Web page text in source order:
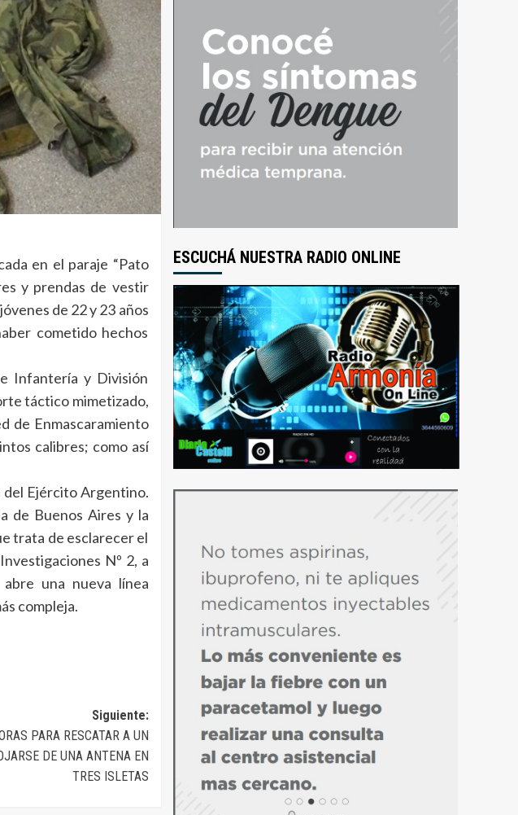
en el paraje “Pato
y prendas de vestir
de 22 y 23 años
cometido hechos
Infantería y División
táctico mimetizado,
de Enmascaramiento
calibres; como así
Ejército Argentino.
de Buenos Aires y la
trata de esclarecer el
Nº 2, a
una nueva línea
compleja.
Siguiente:
PARA RESCATAR A UN
DE UNA ANTENA EN
TRES ISLETAS
ESCUCHÁ NUESTRA RADIO ONLINE